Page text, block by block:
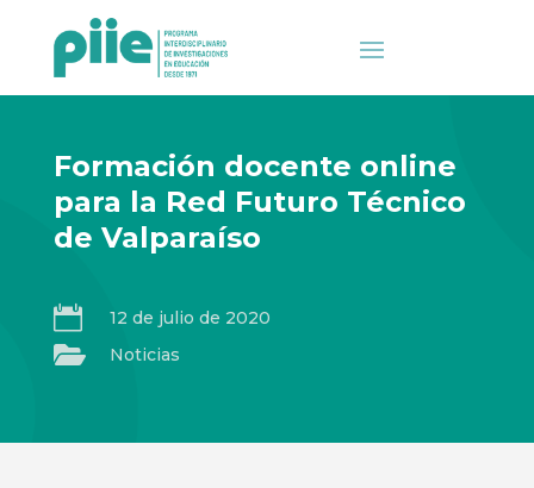
Formación docente online
para la Red Futuro Técnico
de Valparaíso
 12 de julio de 2020
 Noticias